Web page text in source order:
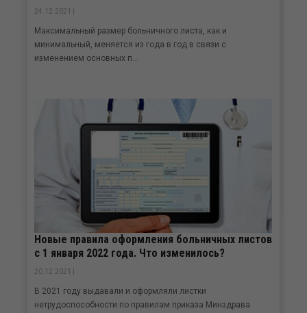
24.12.2021 |
Максимальный размер больничного листа, как и
минимальный, меняется из года в год в связи с
изменением основных п...
Новые правила оформления больничных листов
с 1 января 2022 года. Что изменилось?
20.12.2021 |
В 2021 году выдавали и оформляли листки
нетрудоспособности по правилам приказа Минздрава